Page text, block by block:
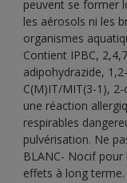
peuvent se former
les aérosols ni les
organismes
Contient IPBC,
adipohydrazide,
C(M)IT/MIT(3-1),
une réaction
respirables
pulvérisation. Ne
BLANC- Nocif
effets à long